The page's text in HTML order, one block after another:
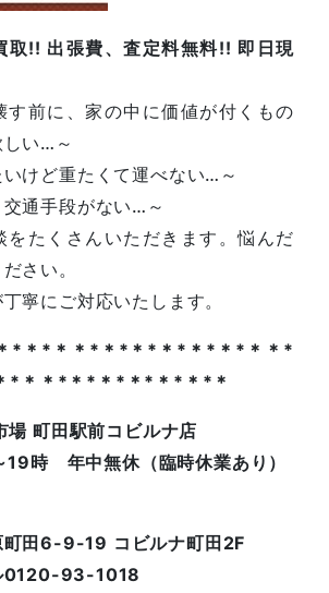
取!! 出張費、査定料無料!! 即日現
す前に、家の中に価値が付くもの
い…～
けど重たくて運べない…～
通手段がない…～
をたくさんいただきます。悩んだ
さい。
寧にご対応いたします。
*＊*＊＊*＊*＊*＊*＊*＊*＊＊*
*＊＊*＊*＊*＊*＊*＊*＊
場 町田駅前コビルナ店
19時 年中無休（臨時休業あり）
町田6-9-19 コビルナ町田2F
0120-93-1018